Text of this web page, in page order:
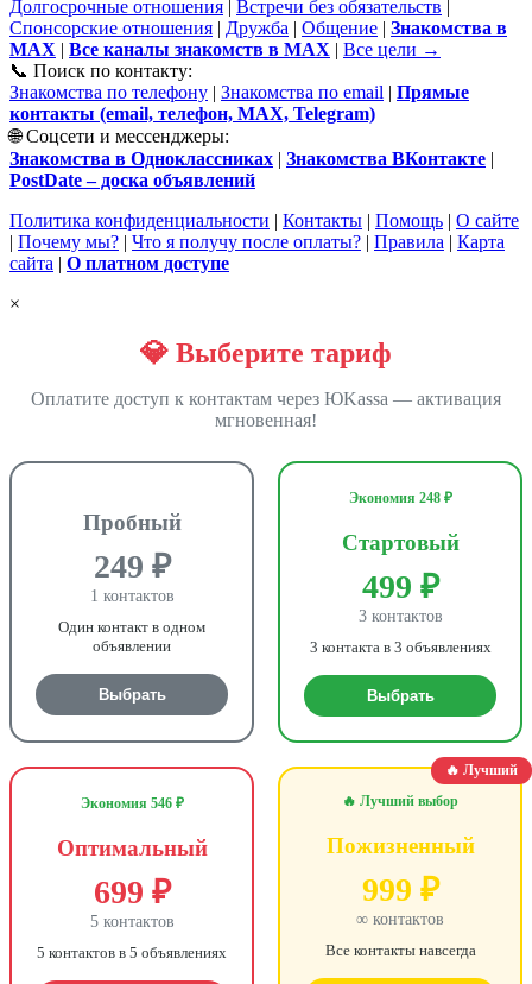
Долгосрочные отношения Встречи без обязательств
Спонсорские отношения | Дружба | Общение | Знакомства в
MAX | Все каналы знакомств в MAX | Все цели →
📞 Поиск по контакту:
Знакомства по телефону | Знакомства по email | Прямые
контакты (email, телефон, MAX, Telegram)
🌐 Соцсети и мессенджеры:
Знакомства в Одноклассниках | Знакомства ВКонтакте |
PostDate – доска объявлений
Политика конфиденциальности | Контакты | Помощь | О сайте
| Почему мы? | Что я получу после оплаты? | Правила | Карта
сайта | О платном доступе
×
💎 Выберите тариф
Оплатите доступ к контактам через ЮKassa — активация
мгновенная!
Пробный
249 ₽
1 контактов
Один контакт в одном
объявлении
Выбрать
Экономия 248 ₽
Стартовый
499 ₽
3 контактов
3 контакта в 3 объявлениях
Выбрать
Экономия 546 ₽
Оптимальный
699 ₽
5 контактов
5 контактов в 5 объявлениях
🔥 Лучший
🔥 Лучший выбор
Пожизненный
999 ₽
∞ контактов
Все контакты навсегда